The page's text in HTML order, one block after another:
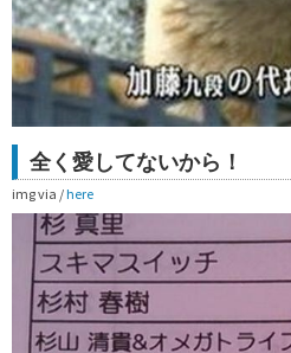
全く愛してないから！
img via / here